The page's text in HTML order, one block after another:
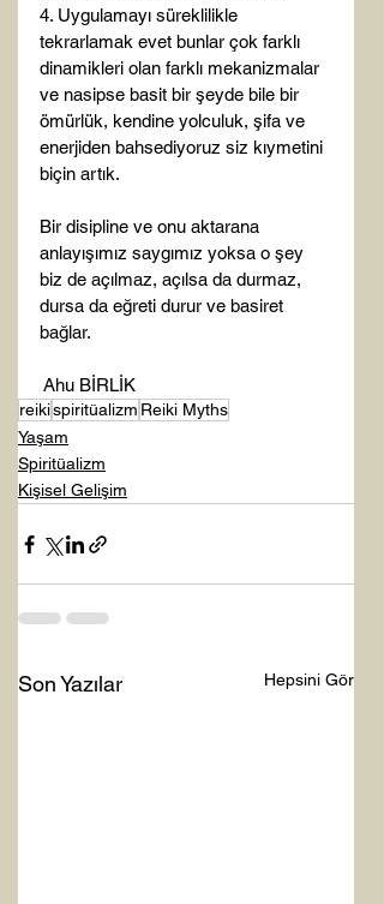
4. Uygulamayı süreklilikle
tekrarlamak evet bunlar çok farklı
dinamikleri olan farklı mekanizmalar
ve nasipse basit bir şeyde bile bir
ömürlük, kendine yolculuk, şifa ve
enerjiden bahsediyoruz siz kıymetini
biçin artık.
Bir disipline ve onu aktarana
anlayışımız saygımız yoksa o şey
biz de açılmaz, açılsa da durmaz,
dursa da eğreti durur ve basiret
bağlar.
Ahu BİRLİK
reikispiritüalizm Reiki Myths
Yaşam
Spiritüalizm
Kişisel Gelişim
Son Yazılar Hepsini Gör